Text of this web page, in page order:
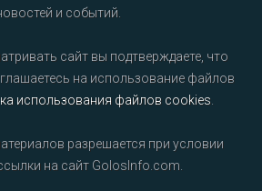
и событий.
сайт вы подтверждаете, что
на использование файлов
использования файлов cookies
разрешается при условии
на сайт GolosInfo.com.